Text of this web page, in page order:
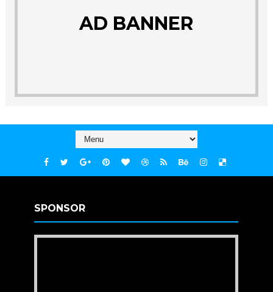
AD BANNER
SPONSOR